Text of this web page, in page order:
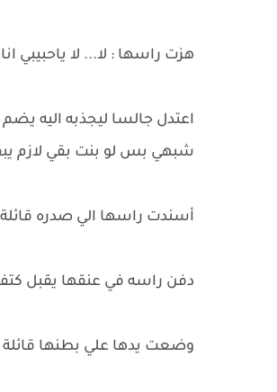
هزت راسها : لا... لا
اعتدل جالسا ليجذبه اليه
شبهي بس لو بنت بقي لازم
أسندت راسها الي صدره قائلة
دفن راسه في عنقها يقبل
وضعت يدها علي بطنها